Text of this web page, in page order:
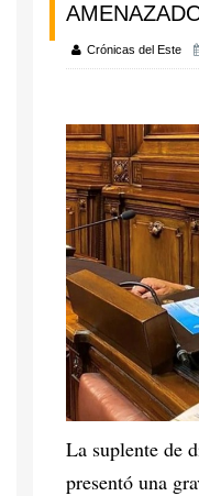
Crónicas del Este
La suplente de
presentó una